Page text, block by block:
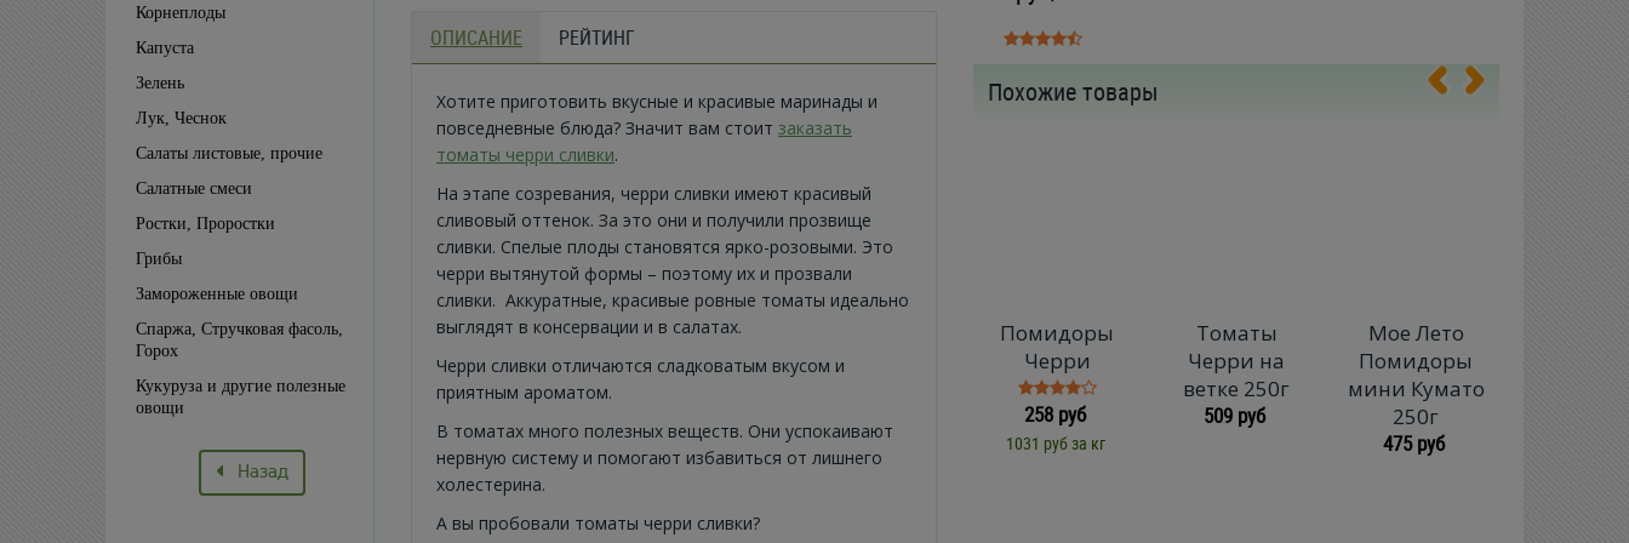
Корнеплоды
Капуста
Зелень
Лук, Чеснок
Салаты листовые, прочие
Салатные смеси
Ростки, Проростки
Грибы
Замороженные овощи
Спаржа, Стручковая фасоль,
Горох
Кукуруза и другие полезные
овощи
Назад
ОПИСАНИЕ РЕЙТИНГ
Хотите приготовить вкусные и красивые маринады и
повседневные блюда? Значит вам стоит заказать
томаты черри сливки.
На этапе созревания, черри сливки имеют красивый
сливовый оттенок. За это они и получили прозвище
сливки. Спелые плоды становятся ярко-розовыми. Это
черри вытянутой формы – поэтому их и прозвали
сливки. Аккуратные, красивые ровные томаты идеально
выглядят в консервации и в салатах.
Черри сливки отличаются сладковатым вкусом и
приятным ароматом.
В томатах много полезных веществ. Они успокаивают
нервную систему и помогают избавиться от лишнего
холестерина.
А вы пробовали томаты черри сливки?
Похожие товары
Помидоры
Черри
258 руб
1031 руб за кг
Томаты
Черри на
ветке 250г
509 руб
Мое Лето
Помидоры
мини Кумато
250г
475 руб
Черри